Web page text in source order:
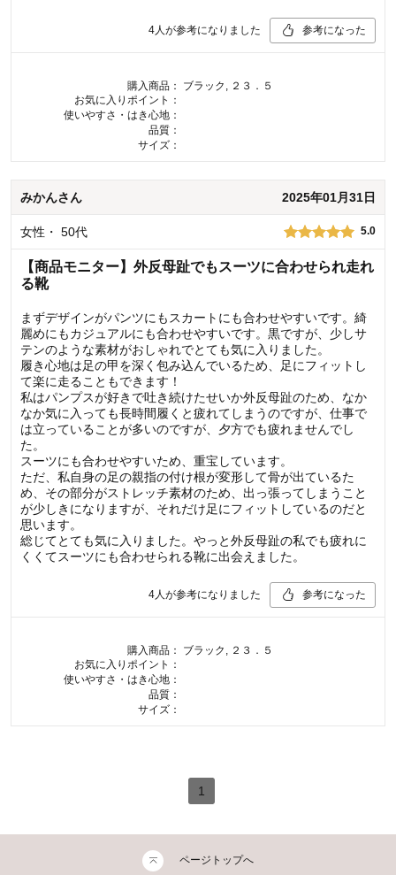
4人が参考になりました 参考になった
購入商品：
ブラック, ２３．５
お気に入りポイント：
使いやすさ・はき心地：
品質：
サイズ：
みかんさん 2025年01月31日
女性 ・ 50代 5.0
【商品モニター】外反母趾でもスーツに合わせられ走れ
る靴
まずデザインがパンツにもスカートにも合わせやすいです。綺
麗めにもカジュアルにも合わせやすいです。黒ですが、少しサ
テンのような素材がおしゃれでとても気に入りました。
履き心地は足の甲を深く包み込んでいるため、足にフィットし
て楽に走ることもできます！
私はパンプスが好きで吐き続けたせいか外反母趾のため、なか
なか気に入っても長時間履くと疲れてしまうのですが、仕事で
は立っていることが多いのですが、夕方でも疲れませんでし
た。
スーツにも合わせやすいため、重宝しています。
ただ、私自身の足の親指の付け根が変形して骨が出ているた
め、その部分がストレッチ素材のため、出っ張ってしまうこと
が少しきになりますが、それだけ足にフィットしているのだと
思います。
総じてとても気に入りました。やっと外反母趾の私でも疲れに
くくてスーツにも合わせられる靴に出会えました。
4人が参考になりました 参考になった
購入商品：
ブラック, ２３．５
お気に入りポイント：
使いやすさ・はき心地：
品質：
サイズ：
1
ページトップへ